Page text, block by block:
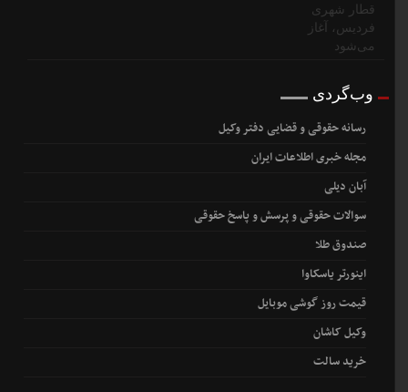
وب‌گردی
رسانه حقوقی و قضایی دفتر وکیل
مجله خبری اطلاعات ایران
آبان دیلی
سوالات حقوقی و پرسش و پاسخ حقوقی
صندوق طلا
اینورتر یاسکاوا
قیمت روز گوشی موبایل
وکیل کاشان
خرید سالت